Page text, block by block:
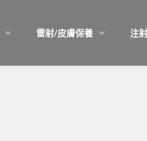
雷射/皮膚保養 注